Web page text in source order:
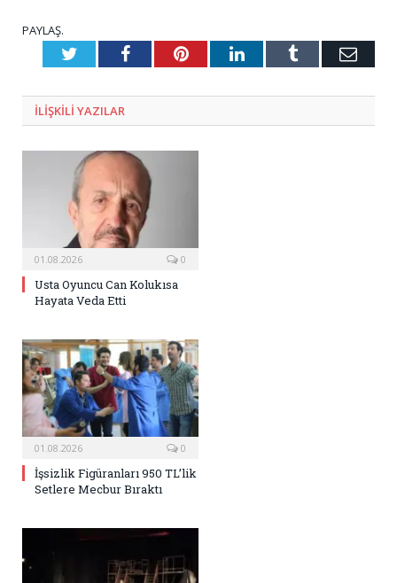
PAYLAŞ.
TwitterFacebookPinterestLinkedInTumblr E-
ILIŞKILI YAZILAR
01.08.2026 0
Usta Oyuncu Can Kolukısa
Hayata Veda Etti
01.08.2026 0
İşsizlik Figüranları 950 TL’lik
Setlere Mecbur Bıraktı